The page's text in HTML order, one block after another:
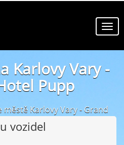
Karlovy Vary -
Pupp
Karlovy Vary - Grand
Pupp
vozidel